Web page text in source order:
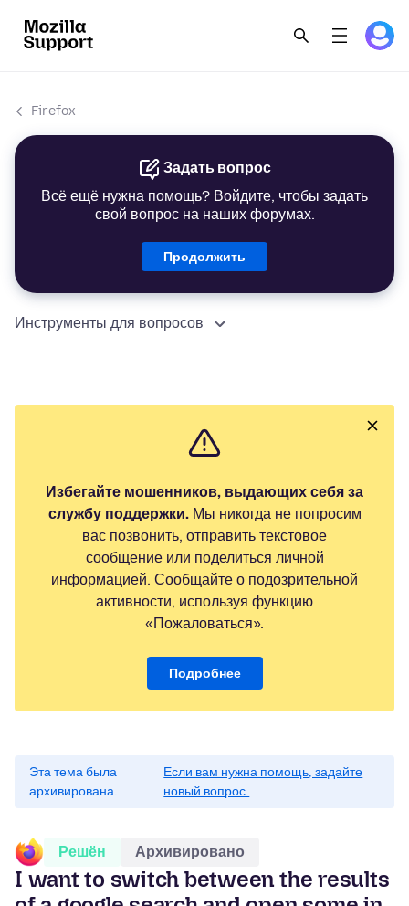
Firefox
Задать вопрос
Всё ещё нужна помощь? Войдите, чтобы задать
свой вопрос на наших форумах.
Продолжить
Инструменты для вопросов
Избегайте мошенников, выдающих себя за
службу поддержки.Мы никогда не попросим
вас позвонить, отправить текстовое
сообщение или поделиться личной
информацией. Сообщайте о подозрительной
активности, используя функцию
«Пожаловаться».
Подробнее
Эта тема была
архивирована.
Если вам нужна помощь, задайте
новый вопрос.
Решён Архивировано
I want to switch between the results